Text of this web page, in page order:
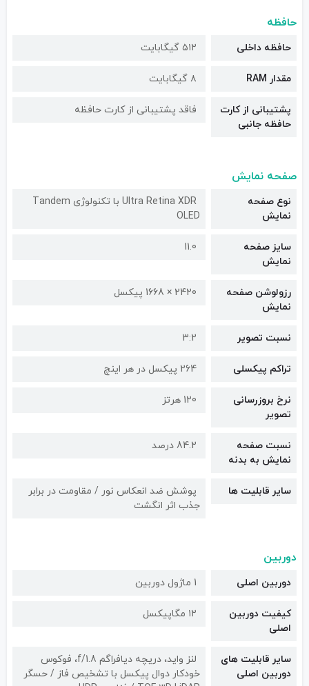
حافظه
حافظه داخلی ۵۱۲ گیگابایت
مقدار RAM ۸ گیگابایت
پشتیبانی از کارت
حافظه جانبی
فاقد پشتیبانی از کارت حافظه
صفحه نمایش
نوع صفحه
نمایش
Ultra Retina XDR با تکنولوژی Tandem
OLED
سایز صفحه
نمایش
11.0
رزولوشن صفحه
نمایش
2420 × 1668 پیکسل
نسبت تصویر 3:2
تراکم پیکسلی 264 پیکسل در هر اینچ
نرخ بروزرسانی
تصویر
120 هرتز
نسبت صفحه
نمایش به بدنه
84.2 درصد
سایر قابلیت ها
پوشش ضد انعکاس نور / مقاومت در برابر
جذب اثر انگشت
دوربین
دوربین اصلی 1 ماژول دوربین
کیفیت دوربین‌
اصلی
۱۲ مگاپیکسل
سایر قابلیت های
دوربین اصلی
لنز واید، دریچه دیافراگم f/1.8، فوکوس
خودکار دوال پیکسل با تشخیص فاز / حسگر